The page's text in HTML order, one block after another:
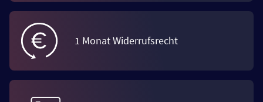
1 Monat Widerrufsrecht